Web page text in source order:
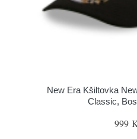
New Era Kšiltovka
Classic,
999